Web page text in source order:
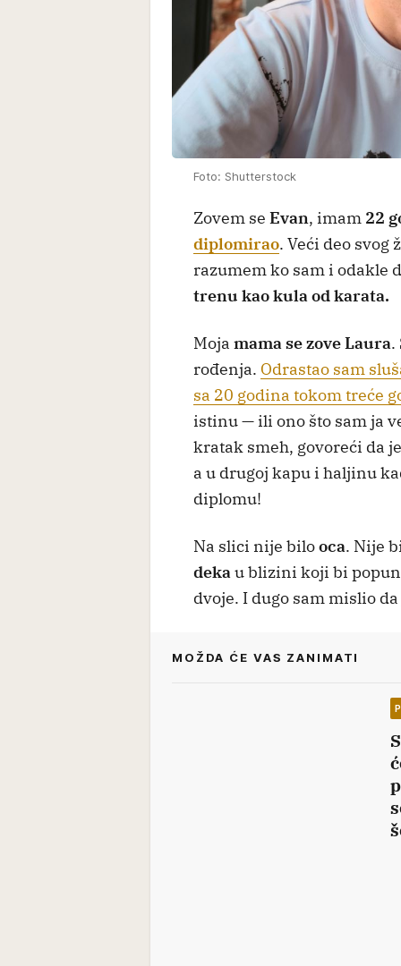
Foto: Shutterstock
Zovem se Evan, imam 22
diplomirao. Veći deo svog
razumem ko sam i odakle
trenu kao kula od karata.
Moja mama se zove Laura.
rođenja. Odrastao sam
sa 20 godina tokom treće
istinu — ili ono što sam ja
kratak smeh, govoreći da
a u drugoj kapu i haljinu
diplomu!
Na slici nije bilooca. Nije
dekau blizini koji bi
dvoje. I dugo sam mislio
MOŽDA ĆE VAS ZANIMATI